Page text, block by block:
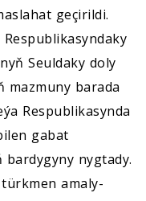
geçirildi.
Seuldaky doly
mazmuny barada
Respublikasynda
gabat
nygtady.
amaly-